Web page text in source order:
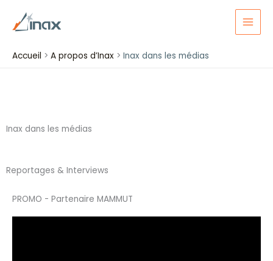
Accueil
A propos d’Inax Inax dans les médias
Inax dans les médias
Reportages & Interviews
PROMO - Partenaire MAMMUT